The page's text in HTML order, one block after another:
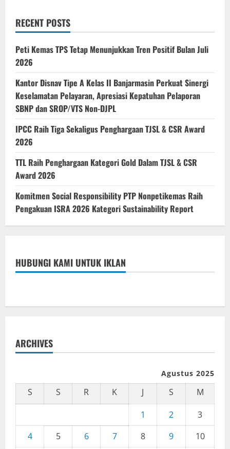
RECENT POSTS
Peti Kemas TPS Tetap Menunjukkan Tren Positif Bulan Juli
2026
Kantor Disnav Tipe A Kelas II Banjarmasin Perkuat Sinergi
Keselamatan Pelayaran, Apresiasi Kepatuhan Pelaporan
SBNP dan SROP/VTS Non-DJPL
IPCC Raih Tiga Sekaligus Penghargaan TJSL & CSR Award
2026
TTL Raih Penghargaan Kategori Gold Dalam TJSL & CSR
Award 2026
Komitmen Social Responsibility PTP Nonpetikemas Raih
Pengakuan ISRA 2026 Kategori Sustainability Report
HUBUNGI KAMI UNTUK IKLAN
ARCHIVES
Agustus 2025
S S R K J S
M
1
2
3
4
5 6 7 8 9
10